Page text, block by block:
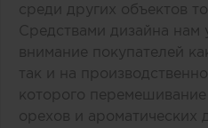
среди других объектов
Средствами дизайна нам
внимание покупателей
так и на
которого перемешивание
орехов и ароматических